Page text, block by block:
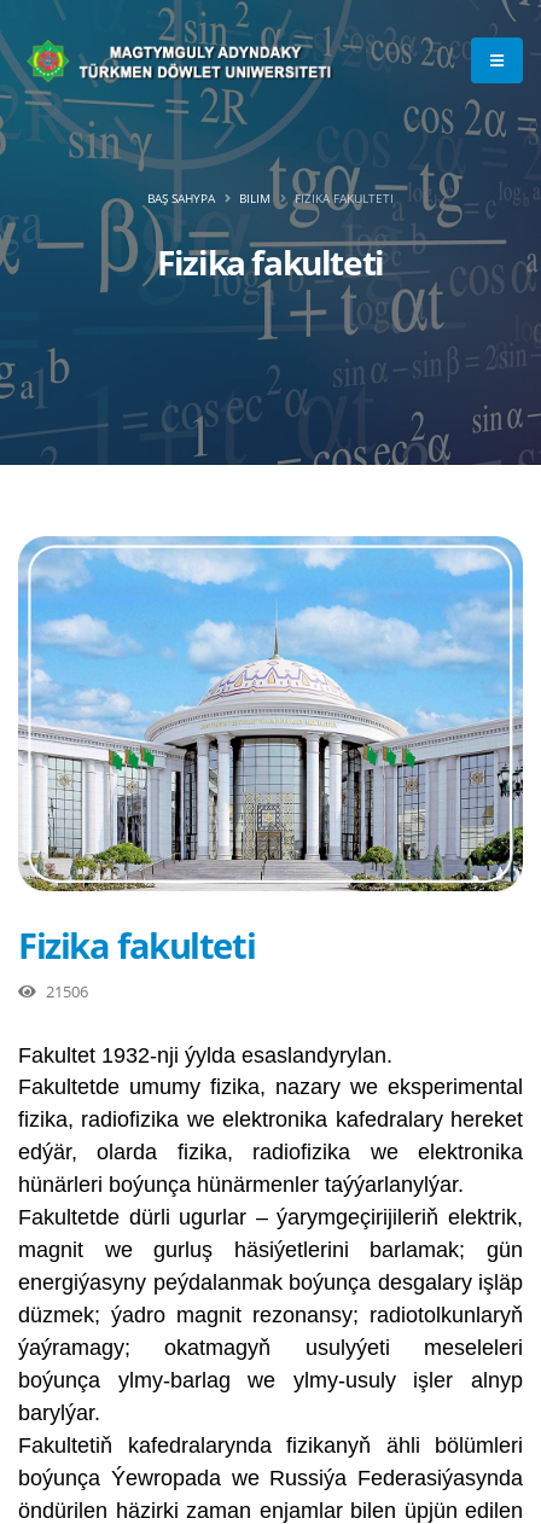
Fizika fakulteti
BAŞ SAHYPA BILIM FIZIKA FAKULTETI
Fizika fakulteti
21506
Fakultet 1932-nji ýylda esaslandyrylan.
Fakultetde umumy fizika, nazary we eksperimental
fizika, radiofizika we elektronika kafedralary hereket
edýär, olarda fizika, radiofizika we elektronika
hünärleri boýunça hünärmenler taýýarlanylýar.
Fakultetde dürli ugurlar – ýarymgeçirijileriň elektrik,
magnit we gurluş häsiýetlerini barlamak; gün
energiýasyny peýdalanmak boýunça desgalary işläp
düzmek; ýadro magnit rezonansy; radiotolkunlaryň
ýaýramagy; okatmagyň usulyýeti meseleleri
boýunça ylmy-barlag we ylmy-usuly işler alnyp
barylýar.
Fakultetiň kafedralarynda fizikanyň ähli bölümleri
boýunça Ýewropada we Russiýa Federasiýasynda
öndürilen häzirki zaman enjamlar bilen üpjün edilen